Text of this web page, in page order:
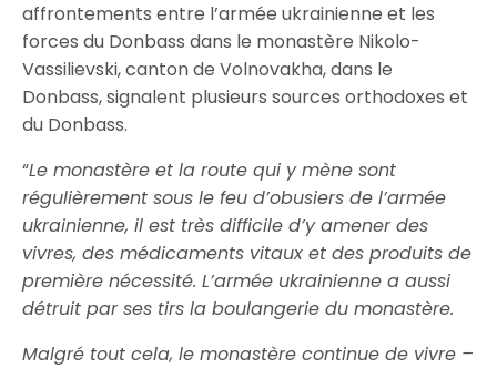
affrontements entre l’armée ukrainienne et les
forces du Donbass dans le monastère Nikolo-
Vassilievski, canton de Volnovakha, dans le
Donbass, signalent plusieurs sources orthodoxes et
du Donbass.
“Le monastère et la route qui y mène sont
régulièrement sous le feu d’obusiers de l’armée
ukrainienne, il est très difficile d’y amener des
vivres, des médicaments vitaux et des produits de
première nécessité. L’armée ukrainienne a aussi
détruit par ses tirs la boulangerie du monastère.
Malgré tout cela, le monastère continue de vivre –